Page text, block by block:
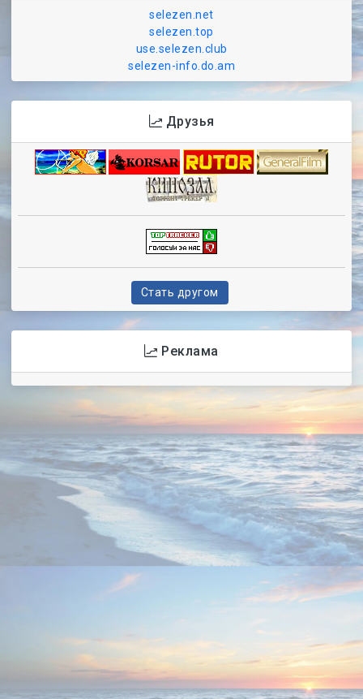
selezen.net
selezen.top
use.selezen.club
selezen-info.do.am
Друзья
Стать другом
Реклама